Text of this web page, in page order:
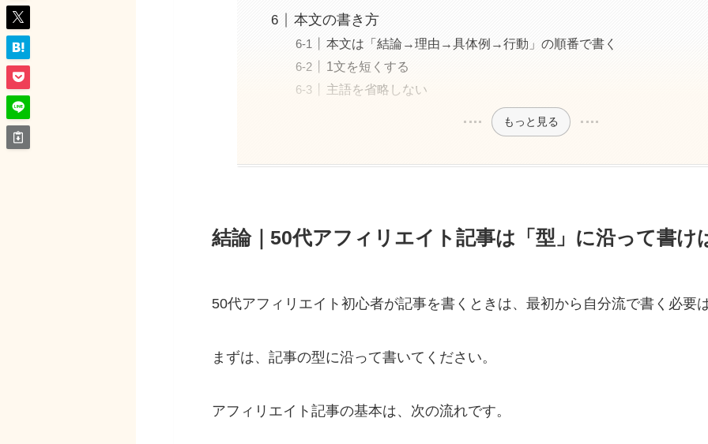
本文の書き方
本文は「結論→理由→具体例→行動」の順番で書く
1文を短くする
主語を省略しない
もっと見る
結論｜50代アフィリエイト記事は「型」に沿って書け
50代アフィリエイト初心者が記事を書くときは、最初から自分流で書く必要
まずは、記事の型に沿って書いてください。
アフィリエイト記事の基本は、次の流れです。